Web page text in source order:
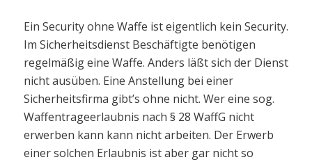
Ein Security ohne Waffe ist eigentlich kein Security.
Im Sicherheitsdienst Beschäftigte benötigen
regelmäßig eine Waffe. Anders läßt sich der Dienst
nicht ausüben. Eine Anstellung bei einer
Sicherheitsfirma gibt’s ohne nicht. Wer eine sog.
Waffentrageerlaubnis nach § 28 WaffG nicht
erwerben kann kann nicht arbeiten. Der Erwerb
einer solchen Erlaubnis ist aber gar nicht so